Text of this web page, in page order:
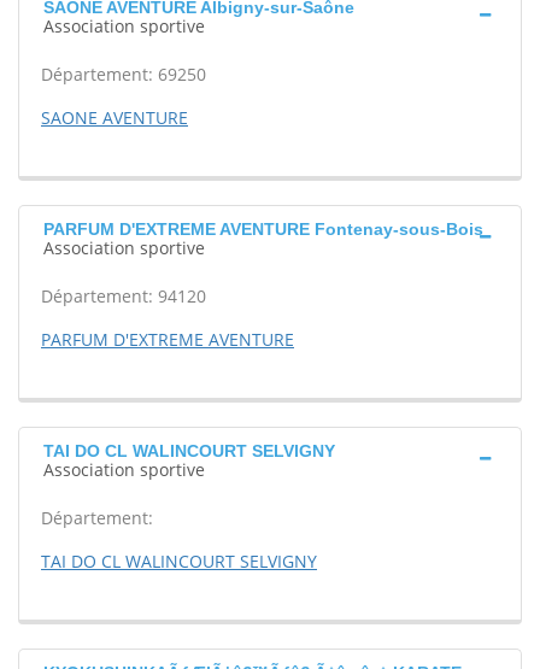
SAONE AVENTURE Albigny-sur-Saône
Association sportive
Département: 69250
SAONE AVENTURE
PARFUM D'EXTREME AVENTURE Fontenay-sous-Bois
Association sportive
Département: 94120
PARFUM D'EXTREME AVENTURE
TAI DO CL WALINCOURT SELVIGNY
Association sportive
Département:
TAI DO CL WALINCOURT SELVIGNY